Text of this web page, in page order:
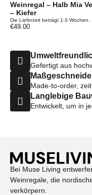
Weinregal – Halb Mia
– Kiefer
Die Lieferzeit beträgt 1-3 Wochen.
€49.00
Gefertigt aus
Made-to-order,
Langlebige
Entwickelt, um in
Bei Muse Living
Weinregale, die
verkörpern.